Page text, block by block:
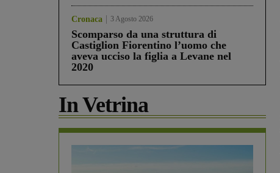
Cronaca 3 Agosto 2026
Scomparso da una struttura di
Castiglion Fiorentino l’uomo che
aveva ucciso la figlia a Levane nel
2020
In Vetrina